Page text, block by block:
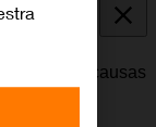
varias causas